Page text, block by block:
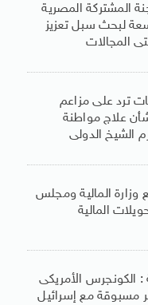
المشتركة المصرية
لبحث سبل تعزيز
المجالات
ترد على مزاعم
علاج مواطنة
الشيخ الدولى
المالية ومجلس
المالية
: الكونجرس الأمريكى
مسبوقة مع إسرائيل